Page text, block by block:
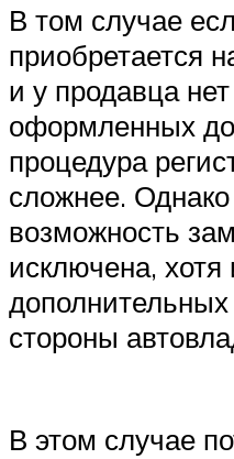
В том случае
приобретается
и у продавца
оформленных
процедура
сложнее.
возможность
исключена, хотя
стороны
В этом случае